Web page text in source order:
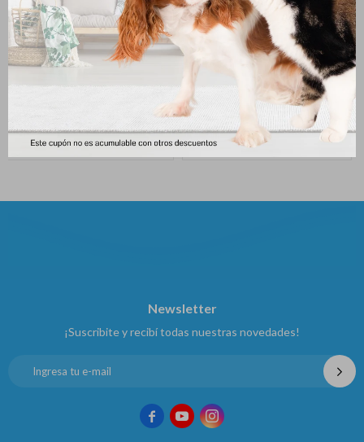
$690 $1.380
Revolution Perro 5 A 10 Kg
$ 868
Newsletter
¡Suscribite y recibí todas nuestras novedades!
  